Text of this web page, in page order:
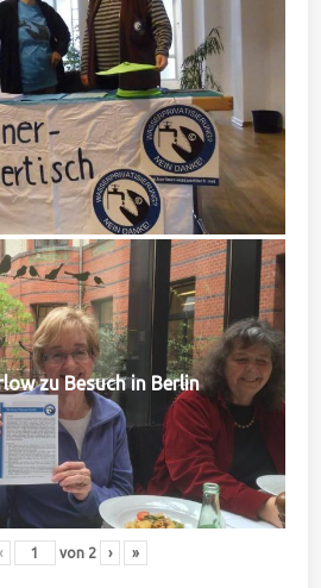
zu Besuch in Berlin
‹ von 2 › »